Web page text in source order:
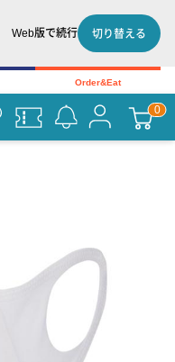
Web版で続行 切り替える
Order&Eat